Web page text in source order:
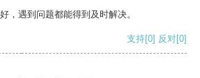
，遇到问题都能得到及时解决。
支持[0] 反对[0]